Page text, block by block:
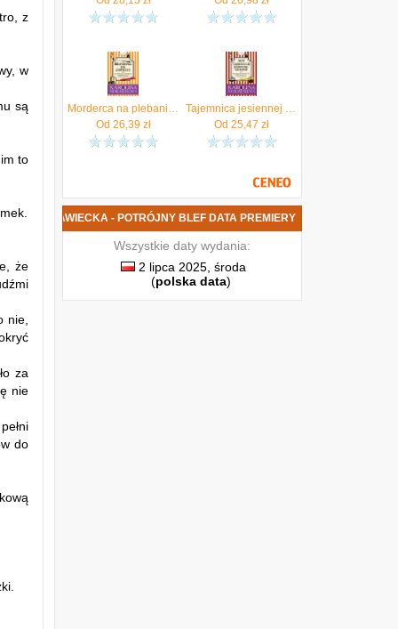
z
w
są
to
że
nie,
za
nie
do
Morderca na plebanii czyli klasyczna powieść kryminalna o wdowie, zakonnicy i psie.
Od 26,39 zł
Tajemnica jesiennej śmierci, czyli klasyczna powieść kryminalna o wdowie, zakonnicy i psie (z kulinarnym podtekstem)
Od 25,47 zł
MORAWIECKA - POTRÓJNY BLEF DATA PREMIERY
Wszystkie daty wydania:
2 lipca 2025, środa
(polska data)